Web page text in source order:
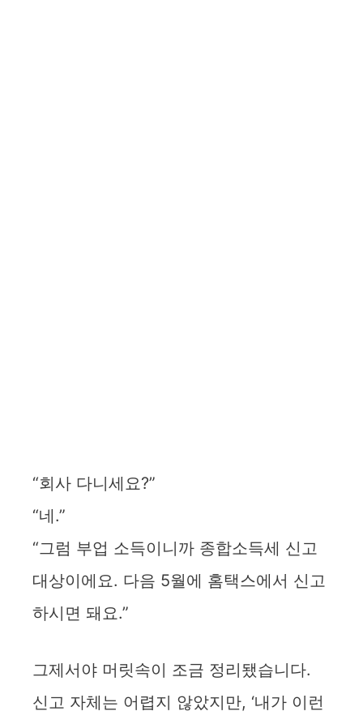
“회사 다니세요?”
“네.”
“그럼 부업 소득이니까 종합소득세 신고
대상이에요. 다음 5월에 홈택스에서 신고
하시면 돼요.”
그제서야 머릿속이 조금 정리됐습니다.
신고 자체는 어렵지 않았지만, ‘내가 이런